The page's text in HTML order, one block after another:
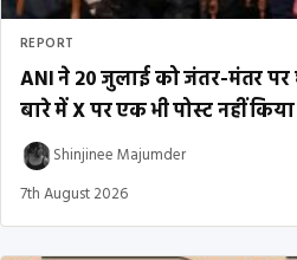
REPORT
ANI ने 20 जुलाई को जंतर-मंतर पर
बारे में X पर एक भी पोस्ट नहीं किया
Shinjinee Majumder
7th August 2026